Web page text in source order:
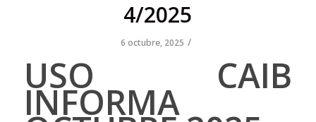
4/2025
6 octubre, 2025 /
USO CAIB
INFORMA